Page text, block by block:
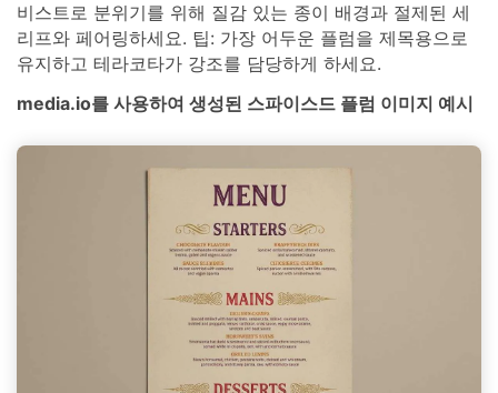
비스트로 분위기를 위해 질감 있는 종이 배경과 절제된 세
리프와 페어링하세요. 팁: 가장 어두운 플럼을 제목용으로
유지하고 테라코타가 강조를 담당하게 하세요.
media.io를 사용하여 생성된 스파이스드 플럼 이미지 예시